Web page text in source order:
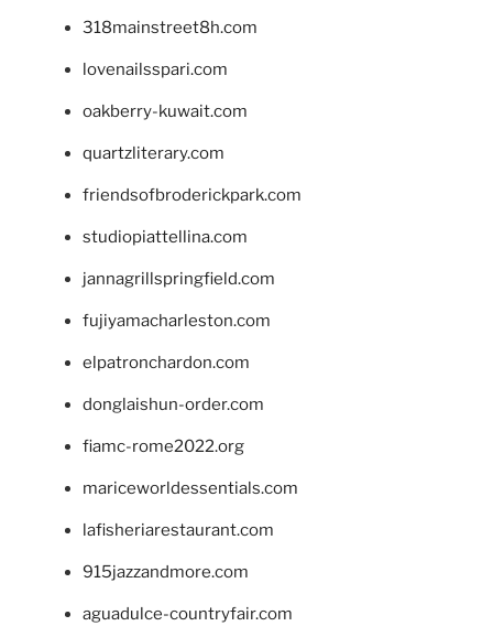
318mainstreet8h.com
lovenailsspari.com
oakberry-kuwait.com
quartzliterary.com
friendsofbroderickpark.com
studiopiattellina.com
jannagrillspringfield.com
fujiyamacharleston.com
elpatronchardon.com
donglaishun-order.com
fiamc-rome2022.org
mariceworldessentials.com
lafisheriarestaurant.com
915jazzandmore.com
aguadulce-countryfair.com